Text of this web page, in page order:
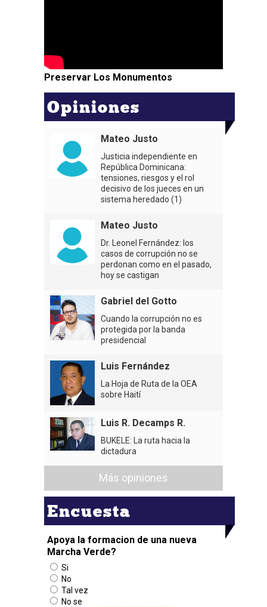
Preservar Los Monumentos
Opiniones
Mateo Justo
Justicia independiente en
República Dominicana:
tensiones, riesgos y el rol
decisivo de los jueces en un
sistema heredado (1)
Mateo Justo
Dr. Leonel Fernández: los
casos de corrupción no se
perdonan como en el pasado,
hoy se castigan
Gabriel del Gotto
Cuando la corrupción no es
protegida por la banda
presidencial
Luis Fernández
La Hoja de Ruta de la OEA
sobre Haití
Luis R. Decamps R.
BUKELE: La ruta hacia la
dictadura
Más opiniones
Encuesta
Apoya la formacion de una nueva
Marcha Verde?
Si
No
Tal vez
No se